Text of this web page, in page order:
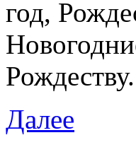
год,
Далее